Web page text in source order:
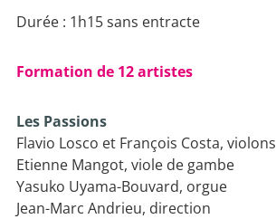
Durée : 1h15 sans entracte
Formation de 12 artistes
Les Passions
Flavio Losco et François Costa, violons
Etienne Mangot, viole de gambe
Yasuko Uyama-Bouvard, orgue
Jean-Marc Andrieu, direction